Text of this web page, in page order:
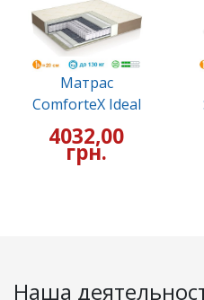
Матрас
ComforteX Ideal
4032,00
грн.
Наша